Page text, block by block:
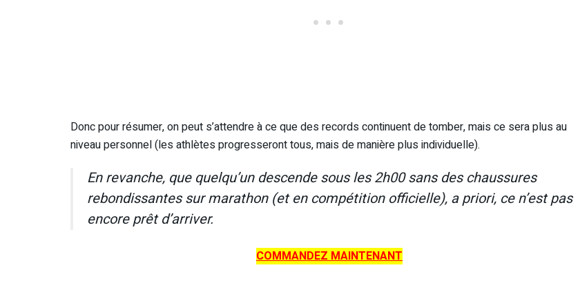
Donc pour résumer, on peut s’attendre à ce que des records continuent de tomber, mais ce sera plus au
niveau personnel (les athlètes progresseront tous, mais de manière plus individuelle).
En revanche, que quelqu’un descende sous les 2h00 sans des chaussures
rebondissantes sur marathon (et en compétition officielle), a priori, ce n’est pas
encore prêt d’arriver.
COMMANDEZ MAINTENANT